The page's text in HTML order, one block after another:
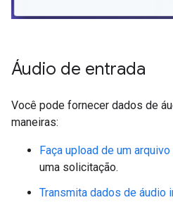
Áudio de entrada
Você pode fornecer dados de
maneiras:
Faça upload de um
uma solicitação.
Transmita dados de áudio